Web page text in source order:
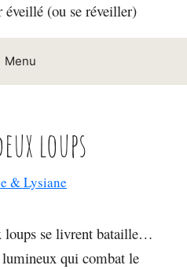
éveillé (ou se réveiller)
Menu
loups
& Lysiane
loups se livrent bataille…
qui combat le